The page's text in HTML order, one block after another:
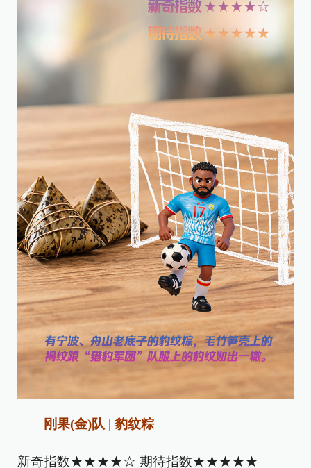
刚果(金)队 | 豹纹粽
‌新奇指数★★★★☆ 期待指数★★★★★